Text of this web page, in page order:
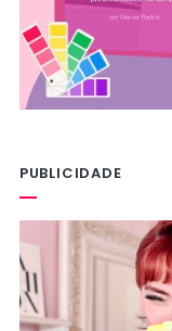
PUBLICIDADE